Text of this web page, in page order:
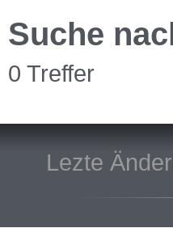
Suche
0 Treffer
Lezte